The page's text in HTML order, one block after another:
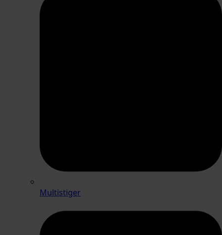
Multistiger